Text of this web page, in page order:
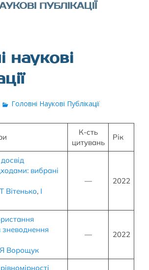
ПУБЛІКАЦІЇ
наукові
Головні Наукові Публікації
К-сть
цитувань
Рік
вибрані
Т Вітенько, І
— 2022
Ворощук
— 2022